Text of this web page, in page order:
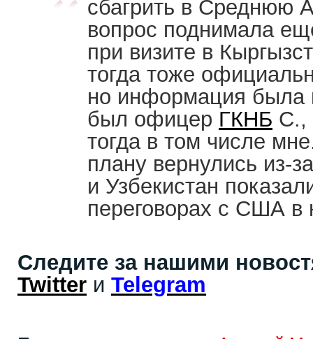
сбагрить в Среднюю
вопрос поднимала
при визите в
тогда тоже
но информация была
был офицер ГКНБ С.,
тогда в том числе
плану вернулись из-
и Узбекистан
переговорах с США в
Следите за нашими
Twitter и Telegram